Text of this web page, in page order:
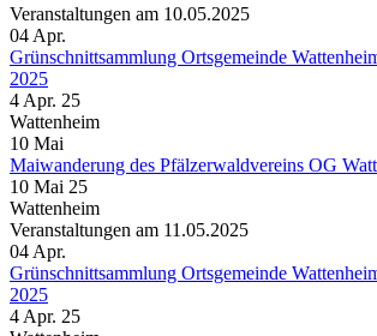
Veranstaltungen am 10.05.2025
04 Apr.
Grünschnittsammlung Ortsgemeinde
2025
4 Apr. 25
Wattenheim
10 Mai
Maiwanderung des Pfälzerwaldvereins OG
10 Mai 25
Wattenheim
Veranstaltungen am 11.05.2025
04 Apr.
Grünschnittsammlung Ortsgemeinde
2025
4 Apr. 25